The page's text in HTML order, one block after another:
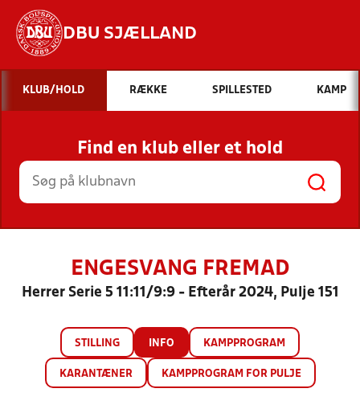
DBU SJÆLLAND
Hvad vil du søge efter?
INDHOLD OG NYHEDER
STILLINGER, RESULTATER, KLUBBER OG
HOLD
KLUB/HOLD RÆKKE SPILLESTED KAMP
Find en klub eller et hold
ENGESVANG FREMAD
Herrer Serie 5 11:11/9:9 - Efterår 2024, Pulje 151
STILLING INFO KAMPPROGRAM
KARANTÆNER KAMPPROGRAM FOR PULJE